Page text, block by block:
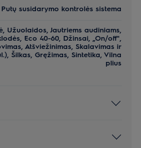
Putų susidarymo kontrolės sistema
Užuolaidos, Jautriems audiniams,
Eco 40-60, Džinsai, „On/off",
Atšviežinimas, Skalavimas ir
Šilkas, Gręžimas, Sintetika, Vilna
plius